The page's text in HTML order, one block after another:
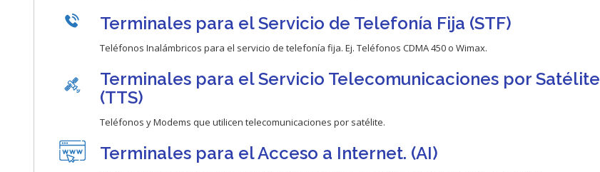
Terminales para el Servicio de Telefonía Fija (STF)
Teléfonos Inalámbricos para el servicio de telefonía fija. Ej. Teléfonos CDMA 450 o Wimax.
Terminales para el Servicio Telecomunicaciones por Satélite
(TTS)
Teléfonos y Modems que utilicen telecomunicaciones por satélite.
Terminales para el Acceso a Internet. (AI)